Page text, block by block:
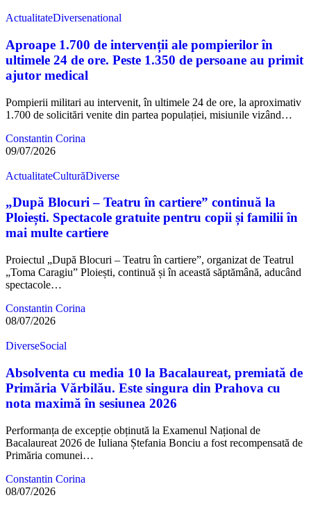
ActualitateDiversenational
Aproape 1.700 de intervenții ale pompierilor în
ultimele 24 de ore. Peste 1.350 de persoane au primit
ajutor medical
Pompierii militari au intervenit, în ultimele 24 de ore, la aproximativ
1.700 de solicitări venite din partea populației, misiunile vizând…
Constantin Corina
09/07/2026
ActualitateCulturăDiverse
„După Blocuri – Teatru în cartiere” continuă la
Ploiești. Spectacole gratuite pentru copii și familii în
mai multe cartiere
Proiectul „După Blocuri – Teatru în cartiere”, organizat de Teatrul
„Toma Caragiu” Ploiești, continuă și în această săptămână, aducând
spectacole…
Constantin Corina
08/07/2026
DiverseSocial
Absolventa cu media 10 la Bacalaureat, premiată de
Primăria Vărbilău. Este singura din Prahova cu
nota maximă în sesiunea 2026
Performanța de excepție obținută la Examenul Național de
Bacalaureat 2026 de Iuliana Ștefania Bonciu a fost recompensată de
Primăria comunei…
Constantin Corina
08/07/2026